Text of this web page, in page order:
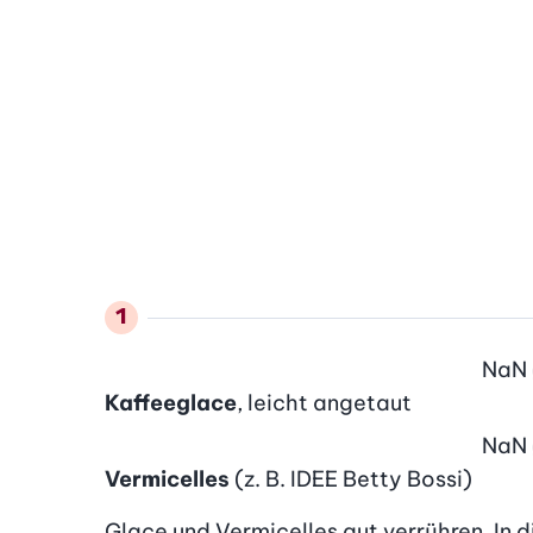
Kaffeeglace, leicht angetaut
NaN
Vermicelles (z. B. IDEE Betty Bossi)
NaN